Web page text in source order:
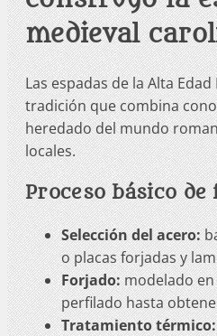
medieval
Las espadas de la Alta
tradición que combina
heredado del mundo
locales.
Proceso básico
Selección del acero:
o placas forjadas y
Forjado:modelado en
perfilado hasta
Tratamiento térmico: